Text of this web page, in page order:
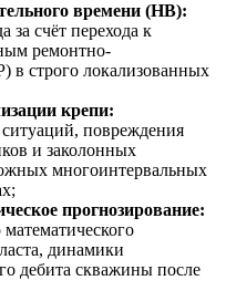
времени (НВ):
за счёт перехода к
ремонтно-
в строго локализованных
крепи:
повреждения
и заколонных
многоинтервальных
прогнозирование:
динамики
дебита скважины после